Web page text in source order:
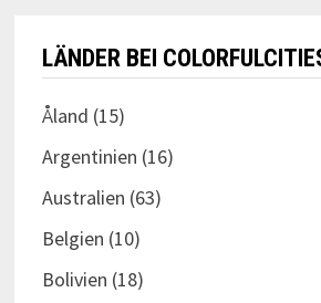
LÄNDER BEI
Åland (15)
Argentinien (16)
Australien (63)
Belgien (10)
Bolivien (18)